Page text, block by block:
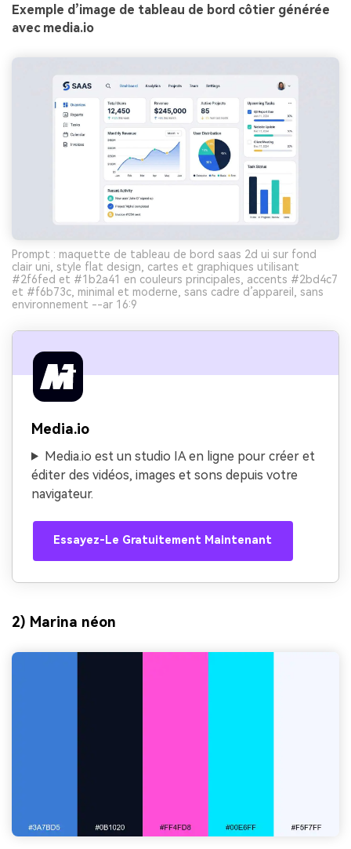
Exemple d’image de tableau de bord côtier générée
avec media.io
Prompt : maquette de tableau de bord saas 2d ui sur fond
clair uni, style flat design, cartes et graphiques utilisant
#2f6fed et #1b2a41 en couleurs principales, accents #2bd4c7
et #f6b73c, minimal et moderne, sans cadre d’appareil, sans
environnement --ar 16:9
Media.io
Media.io est un studio IA en ligne pour créer et
éditer des vidéos, images et sons depuis votre
navigateur.
Essayez-Le Gratuitement Maintenant
2) Marina néon